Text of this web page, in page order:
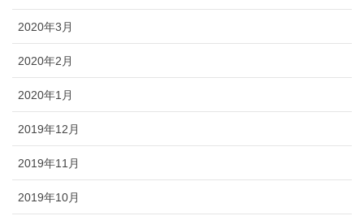
2020年3月
2020年2月
2020年1月
2019年12月
2019年11月
2019年10月